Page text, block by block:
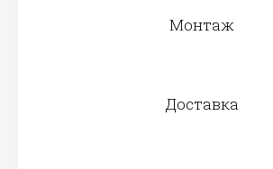
Монтаж
Доставка